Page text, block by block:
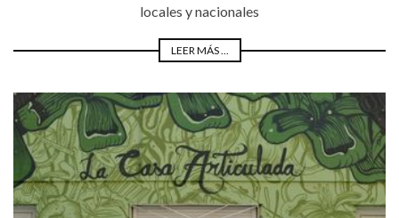
locales y nacionales
LEER MÁS ...